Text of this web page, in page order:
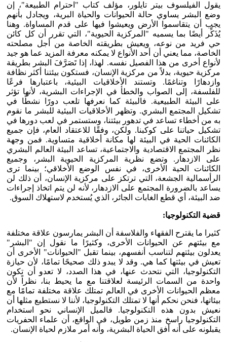
يقول الفيلسوف بيتر تايلور، مؤلف كتاب "احترام الطبيعة"، إن
وضع البشر يساوي حالة الحيوانات والحياة البرية، ويجادل بأنهم
يجب أن يتقاسموا الأرض ويعيشوا فيها على قدم المساواة. وهنا
يُذَكِّر أيضًا بما يسميه "المركزية الحيوية"، التي تقرر أن كل كائن
حي فريد من نوعه، ويعيش بطريقته الخاصة من أجل مصلحته
الخاصة، مما يعني أن أحد الأنواع لا يمكنه معرفة المزيد عما هو جيد
لأنواع أخرى من هذا الفصيل نفسه. لهذا، إذا تَصَرَّفَ البشر بطريقة
مركزية حيوية، بدلاً من مركزية الإنسان، فستكون بيئتنا أكثر نظافة
وازدهارًا وتناغمًا. وتستند الأخلاقيات البيئية، باعتبارها فرعًا
للفلسفة، إلى الصواب والخطأ في الإجراءات البشرية، لأنها تؤثر
على البيئة الطبيعية. فالبيئة كما نعرفها تلعب دورًا نشطًا في
تشكيل المجتمع البشري. وتظهر الأخلاقيات البيئية للبشر ما نقوم
به من أخطاء تساعد في تدهور بيئتنا، وستستمر في لعب دورها في
تشكيل حياتنا على كوكبنا. ولكن، وفقًا للاعتقاد العام، فإن جميع
الكائنات الحية في البيئة لها مكانة أخلاقية متساوية. فمن وجهة
نظر المجتمع الاقتصادية والاجتماعية، تساعد البيئة العالم البشري
على الازدهار. وتضع نظرية المركزية الحيوية البشر، وجميع
الكائنات الحية الأخرى، في نفس الوضع الأخلاقي؛ بينما ترى
الرأسمالية الجشعة، التي ترتكز على مركزية الإنسان، أن ذلك لن
يساعد بالضرورة المجتمع على الازدهار، لأنه لن يتم اتخاذ إجراءات
ضد البيئة، أي قطع الغابات الجائر، الذي يُستخدم لاستهلاك السوق.
قضية التكنولوجيا:
كثيرا ما يقترح الفقهاء والفلاسفة أن البشر يمارسون علاقة مختلفة
مع بيئتهم عن الحيوانات الأخرى، وكثيرًا ما نقول إن "البشر"
يعدلون بيئتهم لتناسب أنفسهم، بينما تقبل "الحيوانات" الأخرى أن
تعيش في بيئتها كما هي. وقد لا يبدو ذلك صحيحًا تمامًا، لأن حيازة
التكنولوجيا، التي نتحدث عنها، في هذا الصدد، لا تعدو أن تكون
واحدة من السمات الرئيسة لعلاقتنا مع ما يحيط بنا، نظراً لأن
معظم الحيوانات الأخرى في العالم تمتلك علاقة مختلفة تمامًا مع
بيئاتها، فنحن نحكم أنها لا تمتلك التكنولوجيا، لأننا لا نستطيع مثلها أن
نعيش بدون هذه التكنولوجيا. فالميل الإنساني نحو استخدام
التكنولوجيا راسخ منذ زمن طويل، في الواقع، أن علماء الحفريات
يقبلونه على أنه أفق الحياة البشرية، وأنه أمر ملازم لحياة الإنسان.